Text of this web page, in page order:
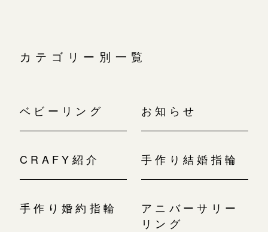
カテゴリー別一覧
ベビーリング お知らせ
CRAFY紹介 手作り結婚指輪
手作り婚約指輪
アニバーサリー
リング